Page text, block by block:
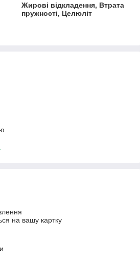
Жирові відкладення, Втрата
пружності, Целюліт
на вашу картку